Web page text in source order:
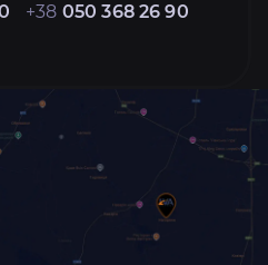
+38 050 368 26 90